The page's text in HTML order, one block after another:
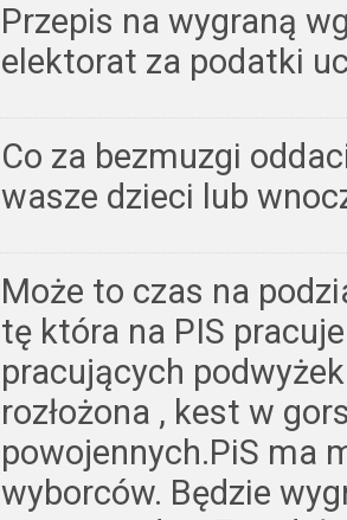
Przepis na wygraną
elektorat za podatki
Co za bezmuzgi
wasze dzieci lub
Może to czas na
tę która na PIS
pracujących
rozłożona , kest w
powojennych.PiS ma
wyborców. Będzie